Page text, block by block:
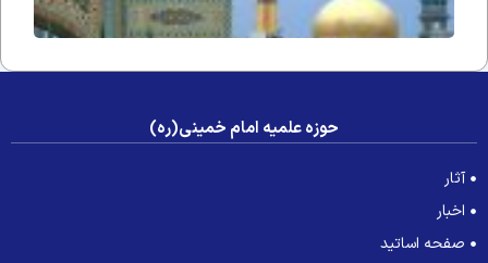
حوزه علمیه امام خمینی(ره)
آثار
اخبار
صفحه اساتید